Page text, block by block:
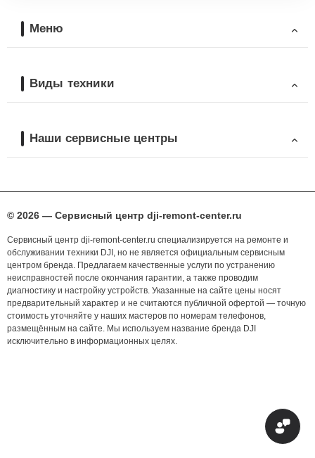
Меню
Виды техники
Наши сервисные центры
© 2026 — Сервисный центр dji-remont-center.ru
Сервисный центр dji-remont-center.ru специализируется на ремонте и
обслуживании техники DJI, но не является официальным сервисным
центром бренда. Предлагаем качественные услуги по устранению
неисправностей после окончания гарантии, а также проводим
диагностику и настройку устройств. Указанные на сайте цены носят
предварительный характер и не считаются публичной офертой — точную
стоимость уточняйте у наших мастеров по номерам телефонов,
размещённым на сайте. Мы используем название бренда DJI
исключительно в информационных целях.